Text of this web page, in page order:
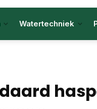
Watertechniek